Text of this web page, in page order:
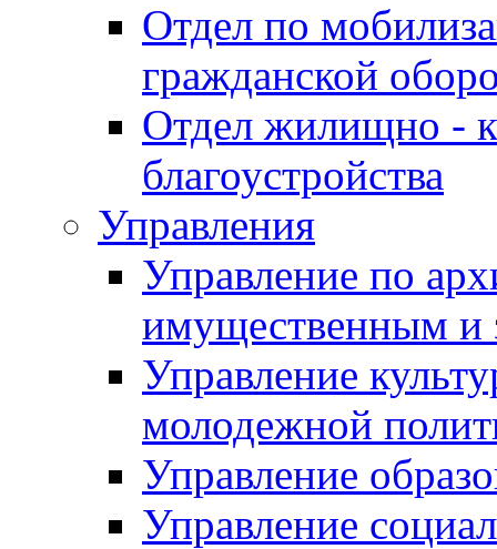
Отдел по
гражданской
Отдел жилищно -
благоустройства
Управления
Управление по
имущественным и
Управление
молодежной
Управление
Управление